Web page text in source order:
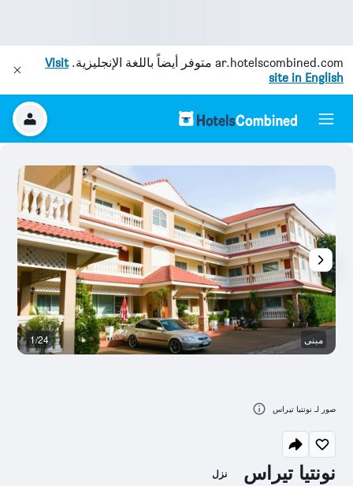
ar.hotelscombined.com متوفر أيضاً باللغة الإنجليزية.Visit
site in English
نونتيا تيراس نزل
مبنى 1/24
صور لـ نونتيا تيراس